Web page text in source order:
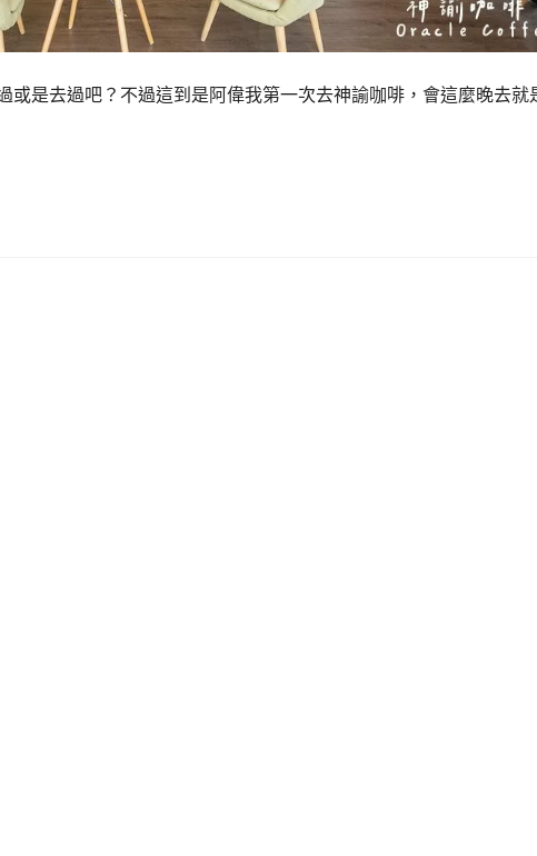
是去過吧？不過這到是阿偉我第一次去神諭咖啡，會這麼晚去就